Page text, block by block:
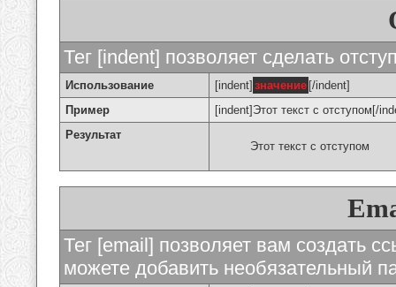
Тег [indent] позволяет сделать
Использование [indent] значение [/indent]
Пример
[indent]Этот текст с отступом[/
Результат
Этот текст с отступом
Тег [email] позволяет вам создать
можете добавить необязательный